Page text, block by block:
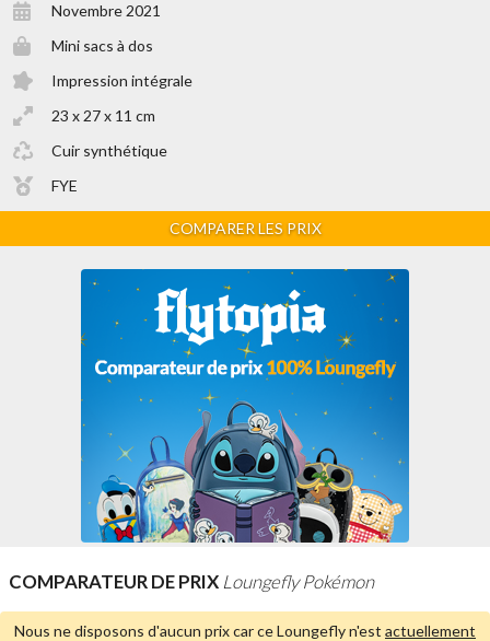
Novembre 2021
Mini sacs à dos
Impression intégrale
23 x 27 x 11 cm
Cuir synthétique
FYE
COMPARER LES PRIX
COMPARATEUR DE PRIX Loungefly Pokémon
Nous ne disposons d'aucun prix car ce Loungefly n'est actuellement